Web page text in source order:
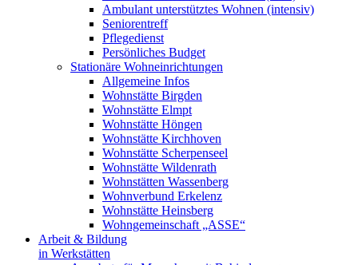
Ambulant unterstütztes Wohnen (intensiv)
Seniorentreff
Pflegedienst
Persönliches Budget
Stationäre Wohneinrichtungen
Allgemeine Infos
Wohnstätte Birgden
Wohnstätte Elmpt
Wohnstätte Höngen
Wohnstätte Kirchhoven
Wohnstätte Scherpenseel
Wohnstätte Wildenrath
Wohnstätten Wassenberg
Wohnverbund Erkelenz
Wohnstätte Heinsberg
Wohngemeinschaft „ASSE“
Arbeit & Bildung
in Werkstätten